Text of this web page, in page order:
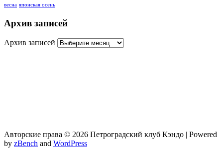
весна японская осень
Архив записей
Архив записей
Авторские права © 2026 Петроградский клуб Кэндо | Powered
by zBench and WordPress